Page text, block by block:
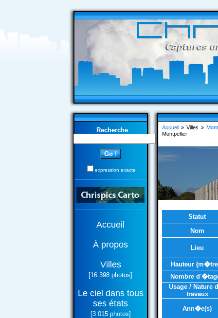
Recherche
expression exacte
Accueil
À propos
Villes
[16 398 photos]
Le ciel dans tous
ses états
[3 015 photos]
Accueil» Villes »
Montpellier
Statut
Nom
Lieu
Hauteur
Nombre
Usage / Nature
travaux
Ann�e(s)